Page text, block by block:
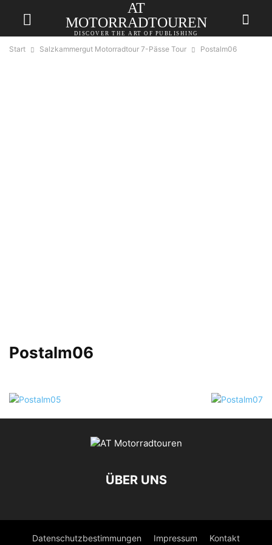
AT
MOTORRADTOUREN
DISCOVER THE ART OF PUBLISHING
Start Salzkammergut Motorradtour 7-Pässe Tour Postalm06
Postalm06
ÜBER UNS
Datenschutzbestimmungen Impressum Kontakt